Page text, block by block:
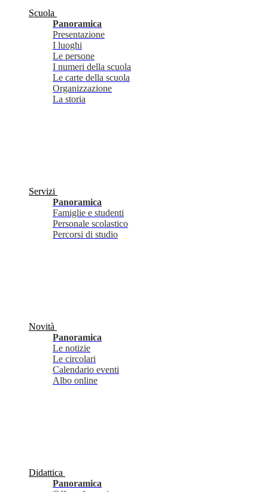
Scuola
Panoramica
Presentazione
I luoghi
Le persone
I numeri della scuola
Le carte della scuola
Organizzazione
La storia
Servizi
Panoramica
Famiglie e studenti
Personale scolastico
Percorsi di studio
Novità
Panoramica
Le notizie
Le circolari
Calendario eventi
Albo online
Didattica
Panoramica